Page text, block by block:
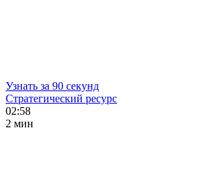
Узнать за 90 секунд
Стратегический ресурс
02:58
2 мин